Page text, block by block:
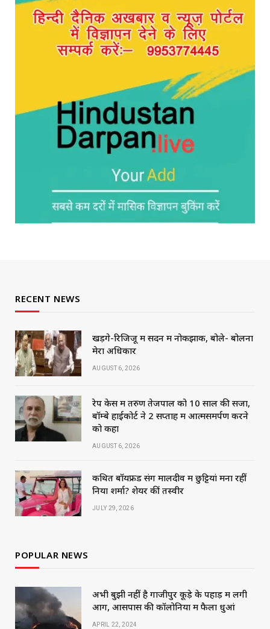
RECENT NEWS
खड़गे-रिजिजू में सदन में नोकझोंक, बोले- बोलना
मेरा अधिकार
AUGUST 6, 2026
रेप केस में तरुण तेजपाल को 10 साल की सजा,
बॉम्बे हाईकोर्ट ने 2 सप्ताह में आत्मसमर्पण करने
को कहा
AUGUST 6, 2026
कथित बॉयफ्रेंड संग मालदीव में छुट्टियां मना रहीं
निया शर्मा? शेयर कीं तस्वीरें
JULY 29, 2026
POPULAR NEWS
अभी बुझी नहीं है गाजीपुर कूड़े के पहाड़ में लगी
आग, आसपास की कॉलोनियों में फैला धुआं
APRIL 22, 2024